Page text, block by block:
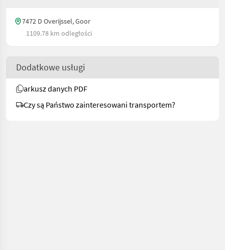
7472 D Overijssel, Goor
1109.78 km odległości
Dodatkowe usługi
arkusz danych PDF
Czy są Państwo zainteresowani transportem?